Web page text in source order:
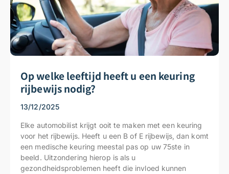
Op welke leeftijd heeft u een keuring
rijbewijs nodig?
13/12/2025
Elke automobilist krijgt ooit te maken met een keuring
voor het rijbewijs. Heeft u een B of E rijbewijs, dan komt
een medische keuring meestal pas op uw 75ste in
beeld. Uitzondering hierop is als u
gezondheidsproblemen heeft die invloed kunnen